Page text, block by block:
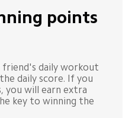
points
friend's daily workout
daily score. If you
you will earn extra
key to winning the